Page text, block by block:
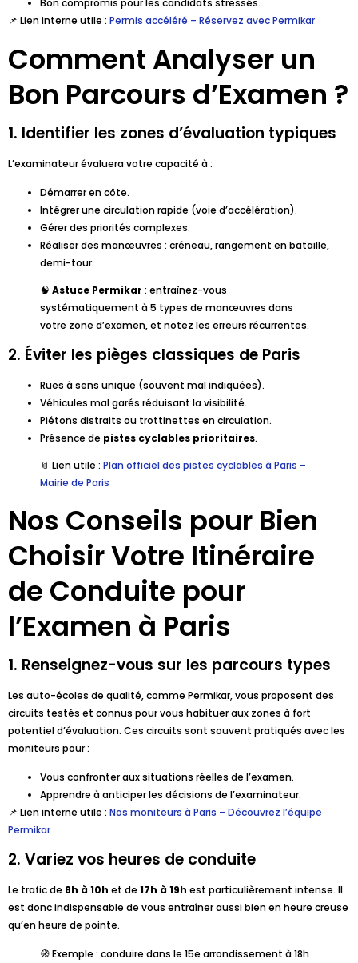
Bon compromis pour les candidats stressés.
📌 Lien interne utile : Permis accéléré – Réservez avec Permikar
Comment Analyser un
Bon Parcours d’Examen ?
1. Identifier les zones d’évaluation typiques
L’examinateur évaluera votre capacité à :
Démarrer en côte.
Intégrer une circulation rapide (voie d’accélération).
Gérer des priorités complexes.
Réaliser des manœuvres : créneau, rangement en bataille,
demi-tour.
🧠 Astuce Permikar : entraînez-vous
systématiquement à 5 types de manœuvres dans
votre zone d’examen, et notez les erreurs récurrentes.
2. Éviter les pièges classiques de Paris
Rues à sens unique (souvent mal indiquées).
Véhicules mal garés réduisant la visibilité.
Piétons distraits ou trottinettes en circulation.
Présence de pistes cyclables prioritaires.
📎 Lien utile : Plan officiel des pistes cyclables à Paris –
Mairie de Paris
Nos Conseils pour Bien
Choisir Votre Itinéraire
de Conduite pour
l’Examen à Paris
1. Renseignez-vous sur les parcours types
Les auto-écoles de qualité, comme Permikar, vous proposent des
circuits testés et connus pour vous habituer aux zones à fort
potentiel d’évaluation. Ces circuits sont souvent pratiqués avec les
moniteurs pour :
Vous confronter aux situations réelles de l’examen.
Apprendre à anticiper les décisions de l’examinateur.
📌 Lien interne utile : Nos moniteurs à Paris – Découvrez l’équipe
Permikar
2. Variez vos heures de conduite
Le trafic de 8h à 10h et de 17h à 19h est particulièrement intense. Il
est donc indispensable de vous entraîner aussi bien en heure creuse
qu’en heure de pointe.
🧭 Exemple : conduire dans le 15e arrondissement à 18h